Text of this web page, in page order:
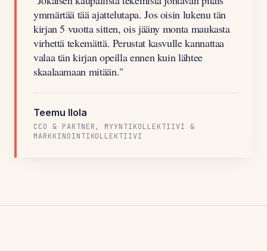
ymmärtää tää ajattelutapa. Jos oisin lukenu tän
kirjan 5 vuotta sitten, ois jääny monta maukasta
virhettä tekemättä. Perustat kasvulle kannattaa
valaa tän kirjan opeilla ennen kuin lähtee
skaalaamaan mitään."
Teemu Ilola
CCO & PARTNER, MYYNTIKOLLEKTIIVI &
MARKKINOINTIKOLLEKTIIVI